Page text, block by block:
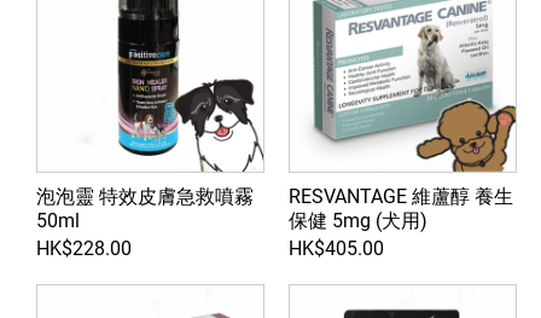
泡泡靈 特效皮膚急救噴霧
50ml
HK$228.00
RESVANTAGE 維蘆醇 養生
保健 5mg (犬用)
HK$405.00